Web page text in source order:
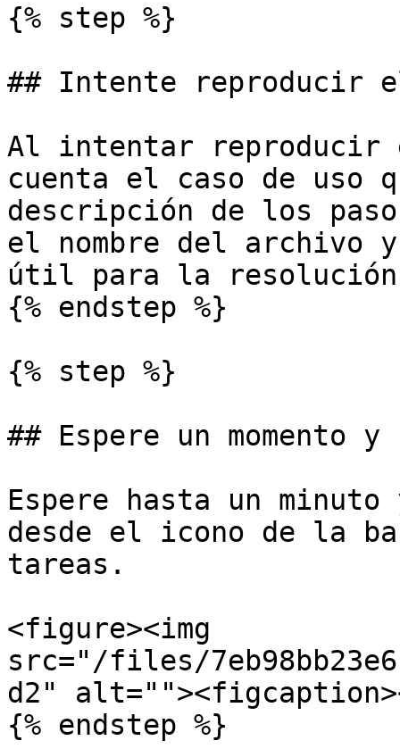
{% step %}
## Intente reproducir
Al intentar reproducir
cuenta el caso de uso
descripción de los
el nombre del archivo
útil para la resolución
{% endstep %}
{% step %}
## Espere un momento y
Espere hasta un minuto
desde el icono de la
tareas.
<figure><img
src="/files/
d2"
{% endstep %}